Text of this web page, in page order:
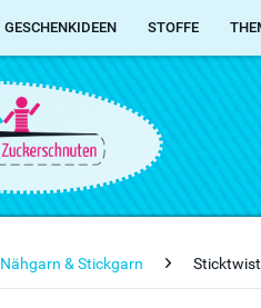
GESCHENKIDEEN STOFFE
Nähgarn & Stickgarn